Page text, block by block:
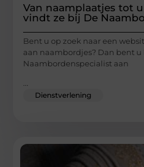
Van naamplaatjes tot
vindt ze bij De
Bent u op zoek naar een
aan naambordjes? Dan bent u
Naambordenspecialist aan
Dienstverlening